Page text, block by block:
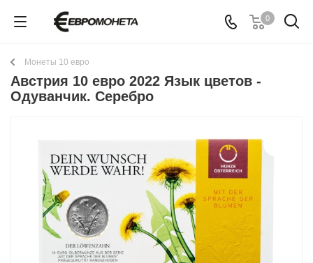
0
Монеты 10 евро
Австрия 10 евро 2022 Язык цветов -
Одуванчик. Серебро